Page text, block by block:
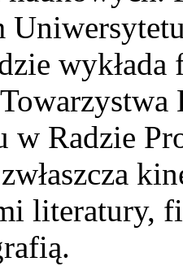
w Radzie
literatury,